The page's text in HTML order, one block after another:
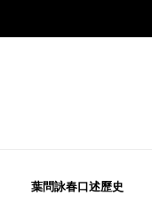
葉問詠春口述歷史